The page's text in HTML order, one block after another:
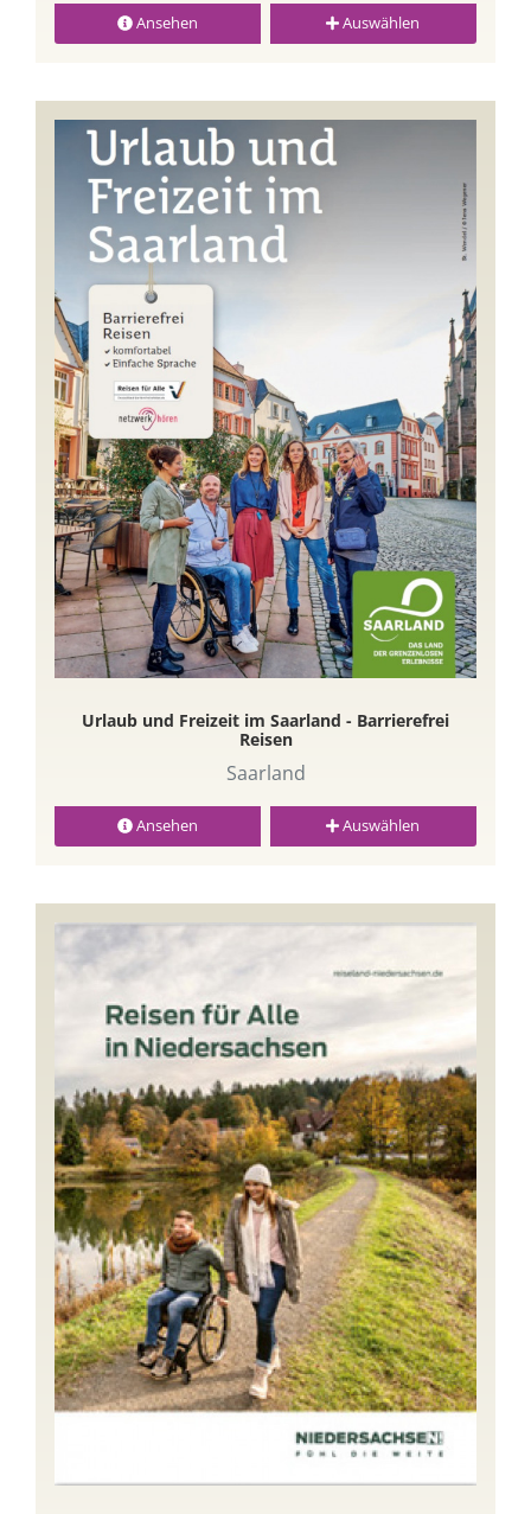
Ansehen Auswählen
Urlaub und Freizeit im Saarland - Barrierefrei
Reisen
Saarland
Ansehen Auswählen